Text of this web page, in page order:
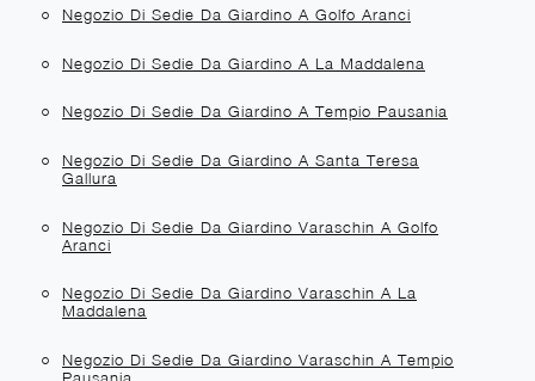
Negozio Di Sedie Da Giardino A Golfo Aranci
Negozio Di Sedie Da Giardino A La Maddalena
Negozio Di Sedie Da Giardino A Tempio Pausania
Negozio Di Sedie Da Giardino A Santa Teresa
Gallura
Negozio Di Sedie Da Giardino Varaschin A Golfo
Aranci
Negozio Di Sedie Da Giardino Varaschin A La
Maddalena
Negozio Di Sedie Da Giardino Varaschin A Tempio
Pausania